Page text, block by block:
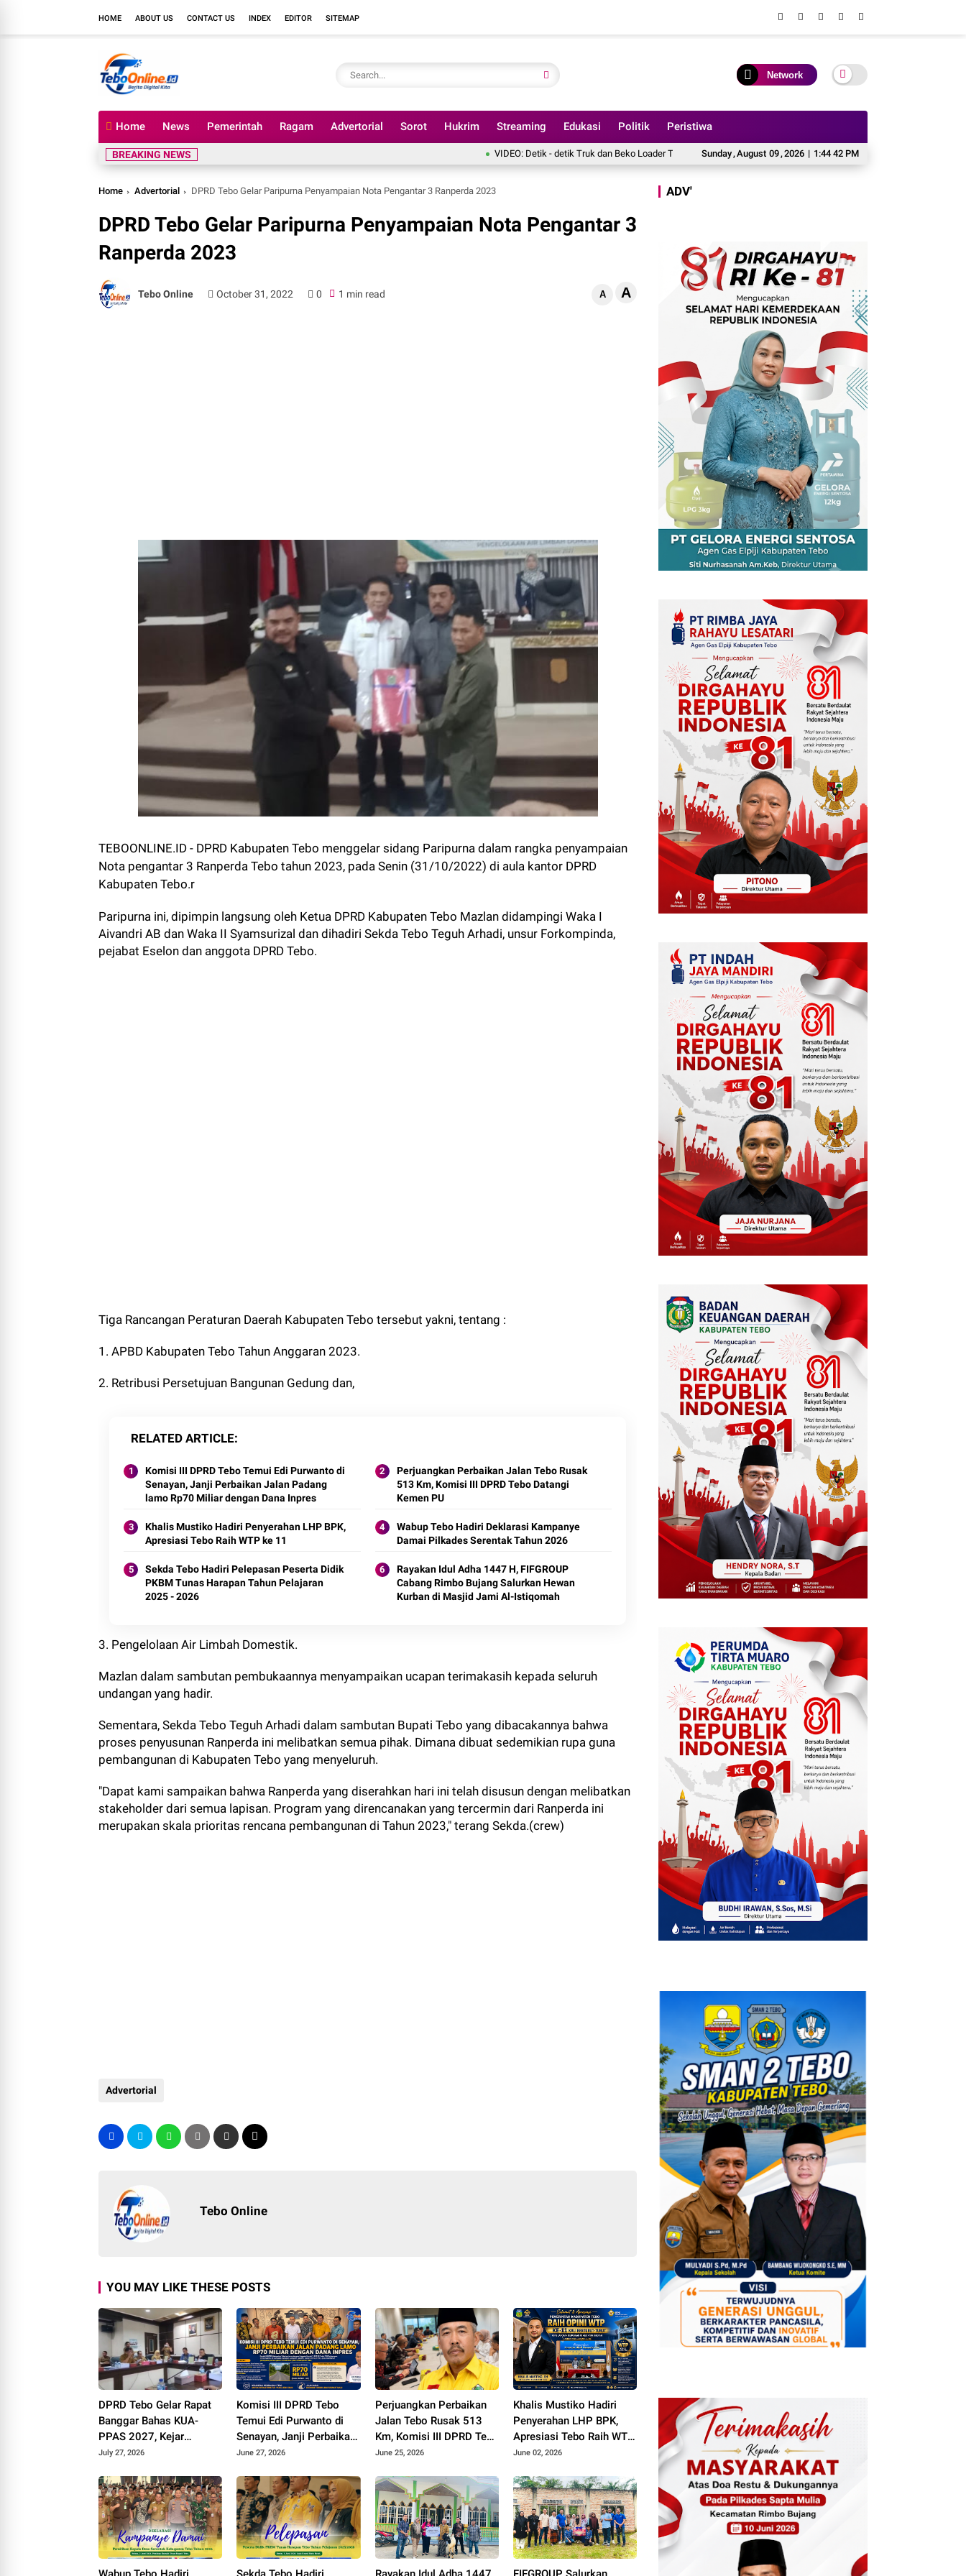
HOME ABOUT US CONTACT US INDEX EDITOR SITEMAP
Network
Home News Pemerintah Ragam Advertorial Sorot Hukrim Streaming Edukasi Politik Peristiwa
Sunday,August 09,2026 | 1:44 44 PM
BREAKING NEWS VIDEO: Detik - detik Truk dan Beko Loader Tercebur ke Sungai Batanghari di Ponton Makin Group, 1 MD
Home Advertorial DPRD Tebo Gelar Paripurna Penyampaian Nota Pengantar 3 Ranperda 2023
DPRD Tebo Gelar Paripurna Penyampaian Nota Pengantar 3
Ranperda 2023
Tebo Online October 31, 2022 0 1 min read A A
TEBOONLINE.ID - DPRD Kabupaten Tebo menggelar sidang Paripurna dalam rangka penyampaian
Nota pengantar 3 Ranperda Tebo tahun 2023, pada Senin (31/10/2022) di aula kantor DPRD
Kabupaten Tebo.r
Paripurna ini, dipimpin langsung oleh Ketua DPRD Kabupaten Tebo Mazlan didampingi Waka I
Aivandri AB dan Waka II Syamsurizal dan dihadiri Sekda Tebo Teguh Arhadi, unsur Forkompinda,
pejabat Eselon dan anggota DPRD Tebo.
Tiga Rancangan Peraturan Daerah Kabupaten Tebo tersebut yakni, tentang :
1. APBD Kabupaten Tebo Tahun Anggaran 2023.
2. Retribusi Persetujuan Bangunan Gedung dan,
RELATED ARTICLE
Komisi III DPRD Tebo Temui Edi Purwanto di
Senayan, Janji Perbaikan Jalan Padang
lamo Rp70 Miliar dengan Dana Inpres
Perjuangkan Perbaikan Jalan Tebo Rusak
513 Km, Komisi III DPRD Tebo Datangi
Kemen PU
Khalis Mustiko Hadiri Penyerahan LHP BPK,
Apresiasi Tebo Raih WTP ke 11
Wabup Tebo Hadiri Deklarasi Kampanye
Damai Pilkades Serentak Tahun 2026
Sekda Tebo Hadiri Pelepasan Peserta Didik
PKBM Tunas Harapan Tahun Pelajaran
2025 - 2026
Rayakan Idul Adha 1447 H, FIFGROUP
Cabang Rimbo Bujang Salurkan Hewan
Kurban di Masjid Jami Al-Istiqomah
3. Pengelolaan Air Limbah Domestik.
Mazlan dalam sambutan pembukaannya menyampaikan ucapan terimakasih kepada seluruh
undangan yang hadir.
Sementara, Sekda Tebo Teguh Arhadi dalam sambutan Bupati Tebo yang dibacakannya bahwa
proses penyusunan Ranperda ini melibatkan semua pihak. Dimana dibuat sedemikian rupa guna
pembangunan di Kabupaten Tebo yang menyeluruh.
"Dapat kami sampaikan bahwa Ranperda yang diserahkan hari ini telah disusun dengan melibatkan
stakeholder dari semua lapisan. Program yang direncanakan yang tercermin dari Ranperda ini
merupakan skala prioritas rencana pembangunan di Tahun 2023," terang Sekda.(crew)
Advertorial
Tebo Online
YOU MAY LIKE THESE POSTS
DPRD Tebo Gelar Rapat
Banggar Bahas KUA-
PPAS 2027, Kejar
Tambahan PAD dan DBH
July 27, 2026
Komisi III DPRD Tebo
Temui Edi Purwanto di
Senayan, Janji Perbaikan
Jalan Padang lamo Rp70
Inpres
June 27, 2026
Perjuangkan Perbaikan
Jalan Tebo Rusak 513
Km, Komisi III DPRD Tebo
Datangi Kemen PU
June 25, 2026
Khalis Mustiko Hadiri
Penyerahan LHP BPK,
Apresiasi Tebo Raih WTP
ke 11
June 02, 2026
ADV'